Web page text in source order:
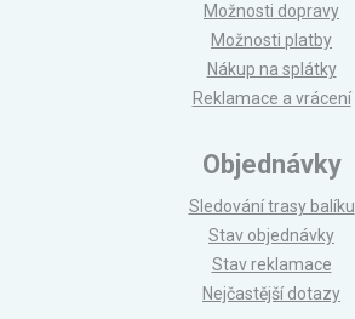
Možnosti dopravy
Možnosti platby
Nákup na splátky
Reklamace a vrácení
Objednávky
Sledování trasy balíku
Stav objednávky
Stav reklamace
Nejčastější dotazy